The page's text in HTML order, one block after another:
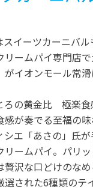
イーツカーニバ
ームパイ専門店
イオンモール常滑
ろの黄金比 極楽食
感が奏でる至福の
シエ「あさの」氏
リームパイ。パリ
贅沢な口どけのな
選された6種類のテ